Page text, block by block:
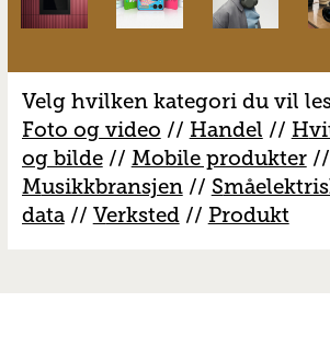
Velg hvilken kategori du vil
Foto og video // Handel // H
og bilde// Mobile produkter//
Musikkbransjen// S
data// Verksted// Produkt